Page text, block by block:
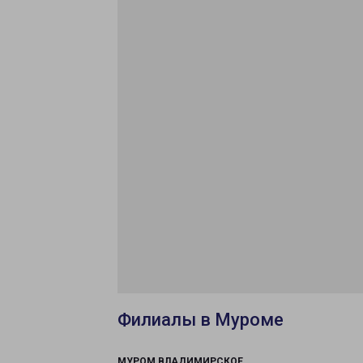
Филиалы в Муроме